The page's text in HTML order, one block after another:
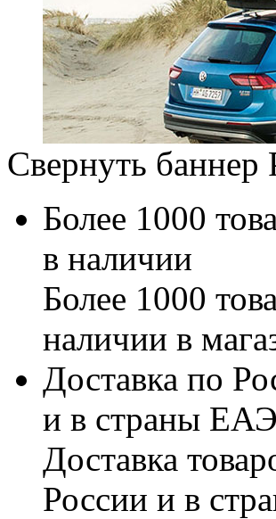
Свернуть баннер
Более 1000
в наличии
Более 1000
наличии в
Доставка по
и в страны
Доставка
России и в